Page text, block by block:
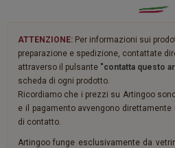
ATTENZIONE: Per informazioni sui
preparazione e spedizione, contattate
attraverso il pulsante "contatta questo
scheda di ogni prodotto.
Ricordiamo che i prezzi su Artingoo
e il pagamento avvengono
di contatto.
Artingoo funge esclusivamente da